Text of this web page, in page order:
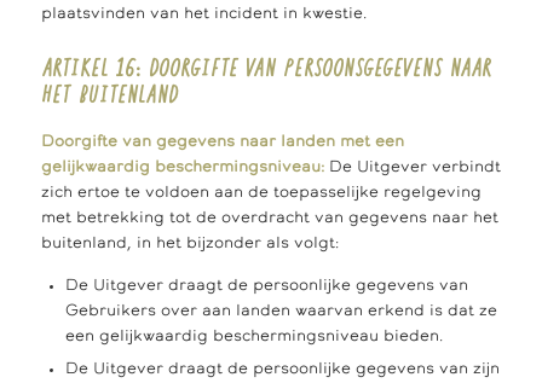
plaatsvinden van het incident in kwestie.
ARTIKEL 16: DOORGIFTE VAN PERSOONSGEGEVENS NAAR
HET BUITENLAND
Doorgifte van gegevens naar landen met een
gelijkwaardig beschermingsniveau: De Uitgever verbindt
zich ertoe te voldoen aan de toepasselijke regelgeving
met betrekking tot de overdracht van gegevens naar het
buitenland, in het bijzonder als volgt:
De Uitgever draagt de persoonlijke gegevens van
Gebruikers over aan landen waarvan erkend is dat ze
een gelijkwaardig beschermingsniveau bieden.
De Uitgever draagt de persoonlijke gegevens van zijn